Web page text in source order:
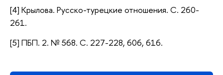
[4] Крылова. Русско-турецкие отношения. С. 260-
261.
[5] ПБП. 2. № 568. С. 227-228, 606, 616.